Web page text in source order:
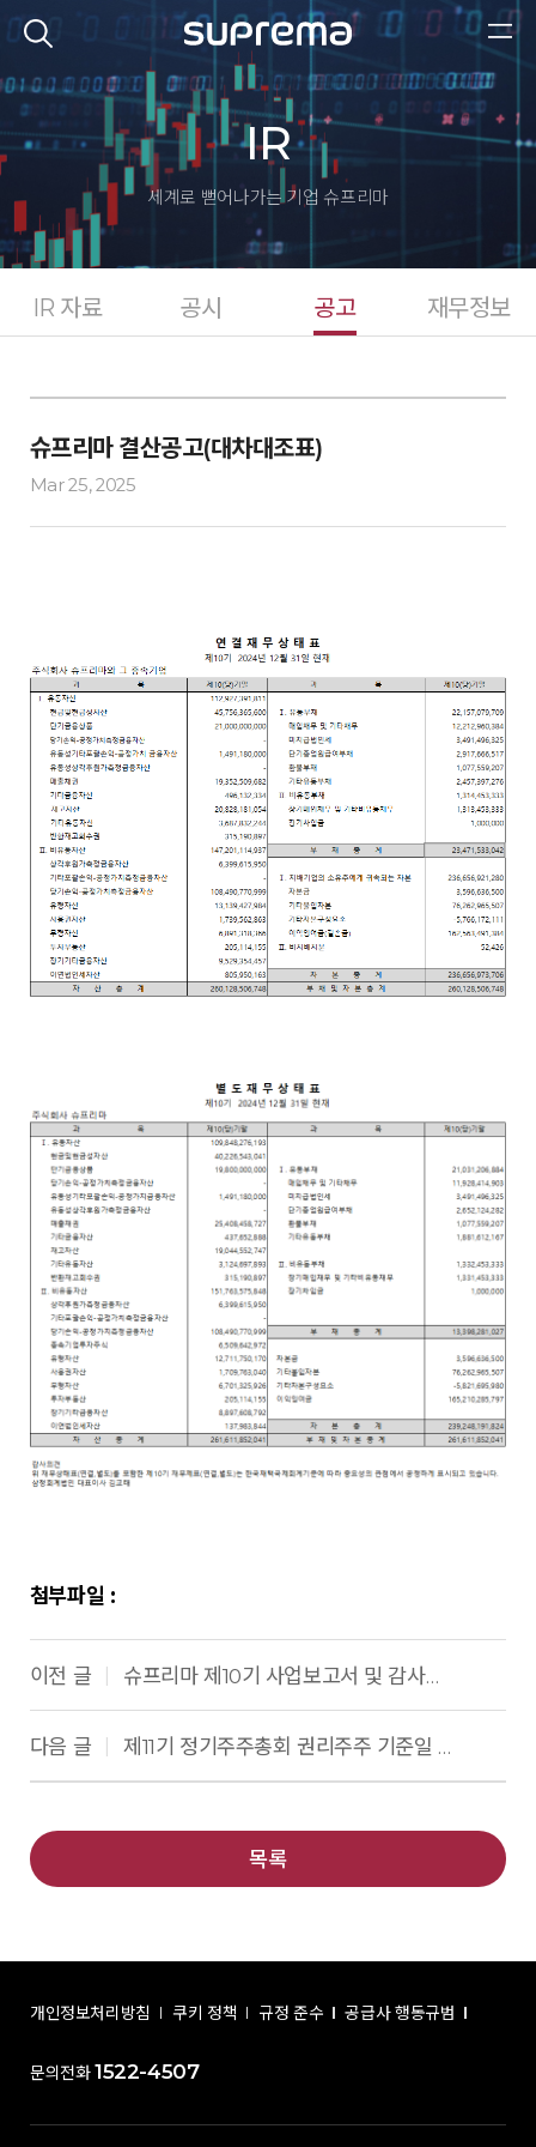
IR
세계로 뻗어나가는 기업 슈프리마
IR 자료 공시 공고 재무정보
슈프리마 결산공고(대차대조표)
Mar 25, 2025
첨부파일 :
이전 글 슈프리마 제10기 사업보고서 및 감사보고서
다음 글 제11기 정기주주총회 권리주주 기준일 공고
목록
개인정보처리방침 쿠키 정책 규정 준수 공급사 행동규범
문의전화 1522-4507